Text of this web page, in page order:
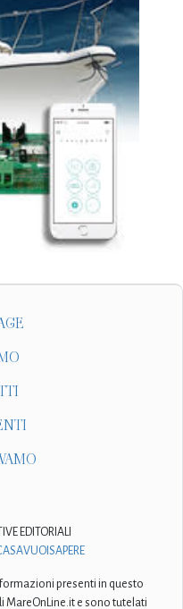
EDITORIALI
presenti in questo
MareOnLine.it e sono tutelati